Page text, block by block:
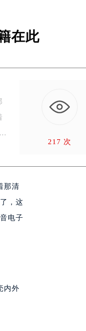
在此
217 次
那清
，这
电子
内外